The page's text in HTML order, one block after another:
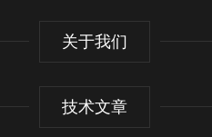
关于我们
技术文章